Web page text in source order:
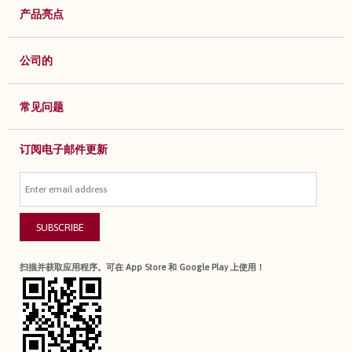
产品亮点
公司的
常见问题
订阅电子邮件更新
SUBSCRIBE
扫描并获取应用程序。可在 App Store 和 Google Play 上使用！